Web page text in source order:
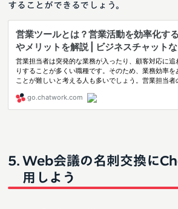
することができるでしょう。
Web会議の名刺交換に
用しよう